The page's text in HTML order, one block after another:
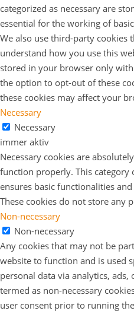
categorized as necessary are
essential for the working of
We also use third-party cookies
understand how you use this
stored in your browser only
the option to opt-out of these
these cookies may affect your
Necessary
Necessary
immer aktiv
Necessary cookies are
function properly. This category
ensures basic functionalities
These cookies do not store any
Non-necessary
Non-necessary
Any cookies that may not be
website to function and is used
personal data via analytics,
termed as non-necessary
user consent prior to running